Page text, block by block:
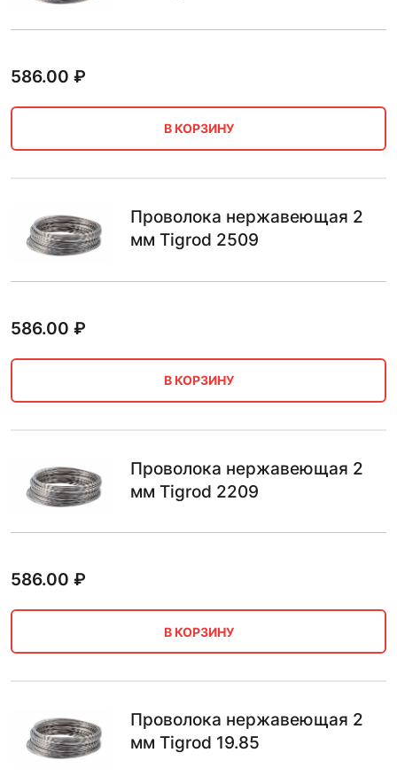
586.00 ₽
В КОРЗИНУ
Проволока нержавеющая 2
мм Tigrod 2509
586.00 ₽
В КОРЗИНУ
Проволока нержавеющая 2
мм Tigrod 2209
586.00 ₽
В КОРЗИНУ
Проволока нержавеющая 2
мм Tigrod 19.85